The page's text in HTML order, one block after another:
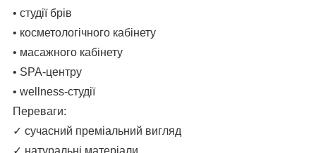
• студії брів
• косметологічного кабінету
• масажного кабінету
• SPA-центру
• wellness-студії
Переваги:
✓ сучасний преміальний вигляд
✓ натуральні матеріали